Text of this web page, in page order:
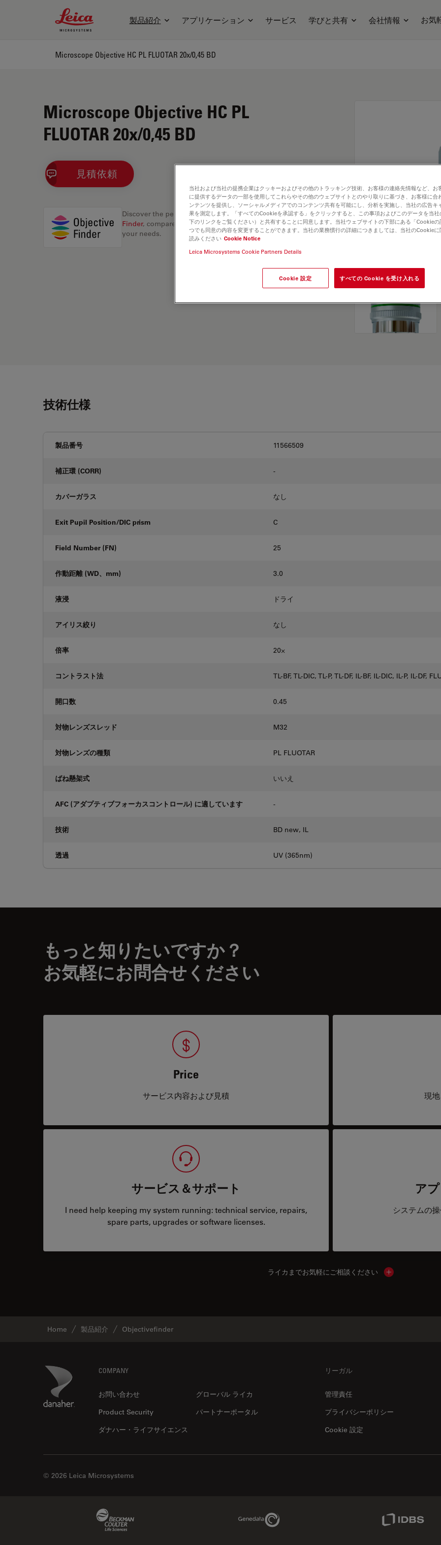
Leica Microsystems Logo
製品紹介 アプリケーション サービス 学びと共有 会社情報 お気
Microscope Objective HC PL FLUOTAR 20x/0,45 BD
Microscope Objective HC PL
FLUOTAR 20x/0,45 BD
見積依頼
Discover the perfect solution. Explore ourObjective
Finder, compare alternatives, and find the best fit for
your needs.
技術仕様
製品番号 11566509
補正環 (CORR) -
カバーガラス なし
Exit Pupil Position/DIC prism C
Field Number (FN) 25
作動距離 (WD、mm) 3.0
液浸 ドライ
アイリス絞り なし
倍率 20⨉
コントラスト法 TL-BF, TL-DIC, TL-P, TL-DF, IL-BF, IL-DIC, IL-P, IL-DF,
開口数 0.45
対物レンズスレッド M32
対物レンズの種類 PL FLUOTAR
ばね懸架式 いいえ
AFC (アダプティブフォーカスコントロール) に適しています -
技術 BD new, IL
透過 UV (365nm)
もっと知りたいですか？
お気軽にお問合せください
Price
サービス内容および見積 現
サービス＆サポート
I need help keeping my system running: technical service, repairs,
spare parts, upgrades or software licenses.
ア
システムの
ライカまでお気軽にご相談ください Show local
Home 製品紹介 Objectivefinder
Danaher Logo COMPANY
お問い合わせ
グローバル ライカ
Product Security
パートナーポータル
ダナハー・ライフサイエンス
リーガル
管理責任
プライバシーポリシー
Cookie 設定
© 2026 Leica Microsystems
Genedata Link IDBS Link
当社および当社の提携企業はクッキーおよびその他のトラッキング技術、お客様の連絡先情報など、お
に提供するデータの一部を使用してこれらやその他のウェブサイトとのやり取りに基づき、お客様に合
ンテンツを提供し、ソーシャルメディアでのコンテンツ共有を可能にし、分析を実施し、当社の広告キ
果を測定します。「すべてのCookieを承認する」をクリックすると、この事項およびこのデータを当
下のリンクをご覧ください）と共有することに同意します。当社ウェブサイトの下部にある「Cookie
つでも同意の内容を変更することができます。当社の業務慣行の詳細につきましては、当社のCookie
読みください Cookie Notice
Leica Microsystems Cookie Partners Details
Cookie 設定 すべての Cookie を受け入れる